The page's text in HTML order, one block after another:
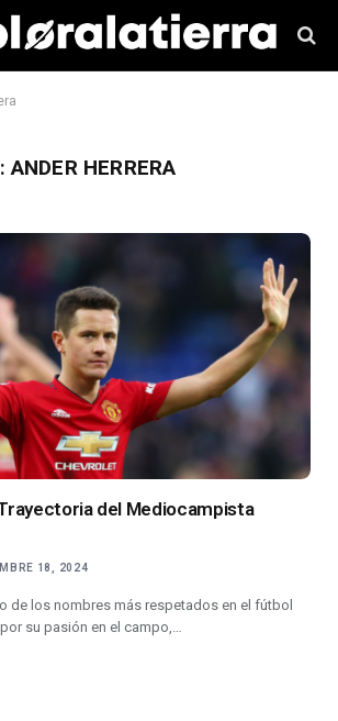
ANDER HERRERA
del Mediocampista
18, 2024
de los nombres más respetados en el fútbol
su pasión en el campo,…